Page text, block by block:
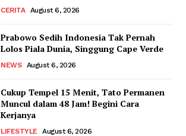
CERITA August 6, 2026
Prabowo Sedih Indonesia Tak Pernah
Lolos Piala Dunia, Singgung Cape Verde
NEWS August 6, 2026
Cukup Tempel 15 Menit, Tato Permanen
Muncul dalam 48 Jam! Begini Cara
Kerjanya
LIFESTYLE August 6, 2026